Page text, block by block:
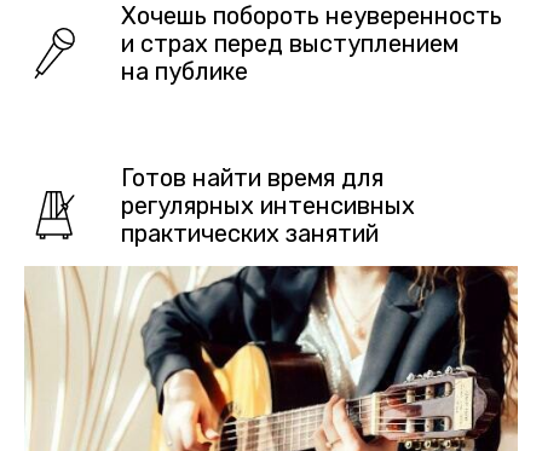
Хочешь побороть неуверенность
и страх перед выступлением
на публике
Готов найти время для
регулярных интенсивных
практических занятий